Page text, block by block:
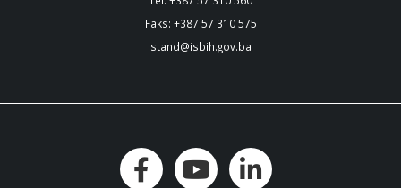
Faks: +387 57 310 575
stand@isbih.gov.ba